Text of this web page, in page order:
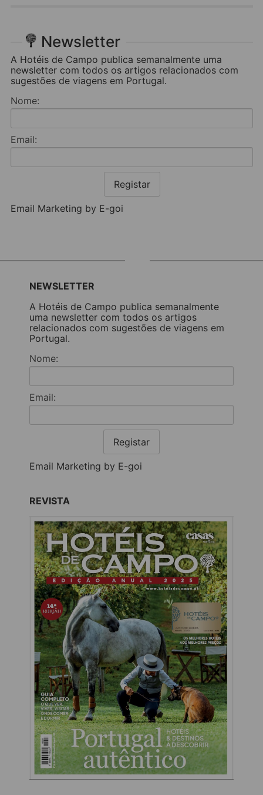
Newsletter
A Hotéis de Campo publica semanalmente uma
newsletter com todos os artigos relacionados com
sugestões de viagens em Portugal.
Nome:
Email:
Registar
Email Marketing by E-goi
NEWSLETTER
A Hotéis de Campo publica semanalmente
uma newsletter com todos os artigos
relacionados com sugestões de viagens em
Portugal.
Nome:
Email:
Registar
Email Marketing by E-goi
REVISTA